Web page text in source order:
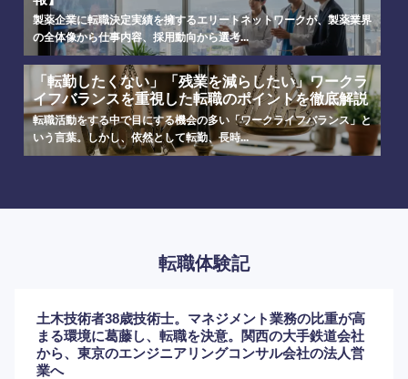
製薬企業に転職決定実績を擁するエリートネットワークが、製薬業界
の全体像から仕事内容、採用動向から選考...
「転勤したくない」「残業を減らしたい」ワークラ
イフバランスを重視した転職のポイントを徹底解説
転職活動をする中で目にする機会の多い「ワークライフバランス」と
いう言葉。しかし、依然として転勤、長時...
転職体験記
土木技術者38歳技術士。マネジメント業務の比重が高
まる環境に葛藤し、転職を決意。関西の大手鉄道会社
から、東京のエンジニアリングコンサル会社の法人営
業へ